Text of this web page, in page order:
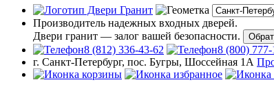
Производитель надежных входных дверей.
Двери гранит — залог вашей безопасности.
8 (812) 336-43-62 8 (800)
г. Санкт-Петербург, пос. Бугры, Шоссейная 1А